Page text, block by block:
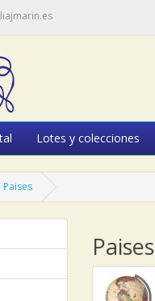
Lotes y colecciones
Paises
Paises